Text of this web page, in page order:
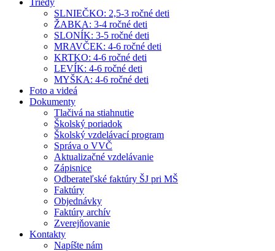
Triedy
SLNIEČKO: 2,5-3 ročné deti
ŽABKA: 3-4 ročné deti
SLONÍK: 3-5 ročné deti
MRAVČEK: 4-6 ročné deti
KRTKO: 4-6 ročné deti
LEVÍK: 4-6 ročné deti
MYŠKA: 4-6 ročné deti
Foto a videá
Dokumenty
Tlačivá na stiahnutie
Školský poriadok
Školský vzdelávací program
Správa o VVČ
Aktualizačné vzdelávanie
Zápisnice
Odberateľské faktúry ŠJ pri MŠ
Faktúry
Objednávky
Faktúry archív
Zverejňovanie
Kontakty
Napíšte nám